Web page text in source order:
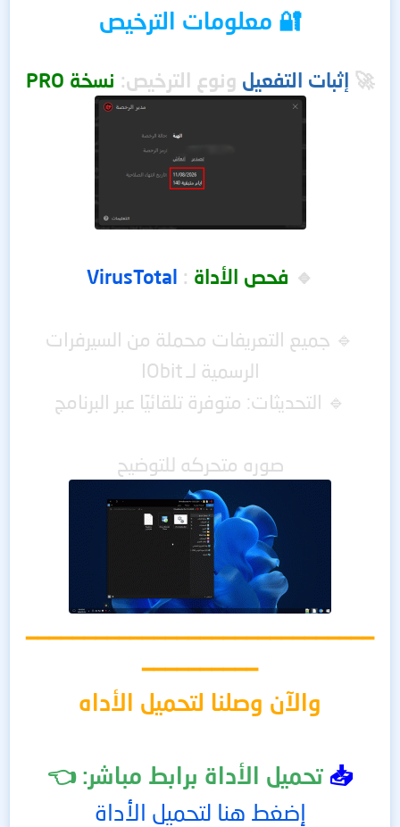
🔐 معلومات الترخيص
🚀 إثبات التفعيل ونوع الترخيص: نسخة PRO
🔹 فحص الأداة :
🔹 جميع التعريفات محملة من السيرفرات
الرسمية لـ IObit
🔹 التحديثات: متوفرة تلقائيًا عبر البرنامج
صوره متحركه للتوضيح
━━━━━━━━━━━━━━━━━━━━━━━━━━━━━━
━━━━━━━━━━
والآن وصلنا لتحميل الأداه
📥تحميل الأداة برابط مباشر: 👈
إضغط هنا لتحميل الأداة